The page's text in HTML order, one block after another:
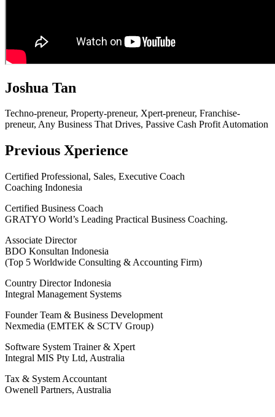
Joshua Tan
Techno-preneur, Property-preneur, Xpert-preneur, Franchise-
preneur, Any Business That Drives, Passive Cash Profit Automation
Previous Xperience
Certified Professional, Sales, Executive Coach
Coaching Indonesia
Certified Business Coach
GRATYO World’s Leading Practical Business Coaching.
Associate Director
BDO Konsultan Indonesia
(Top 5 Worldwide Consulting & Accounting Firm)
Country Director Indonesia
Integral Management Systems
Founder Team & Business Development
Nexmedia (EMTEK & SCTV Group)
Software System Trainer & Xpert
Integral MIS Pty Ltd, Australia
Tax & System Accountant
Owenell Partners, Australia